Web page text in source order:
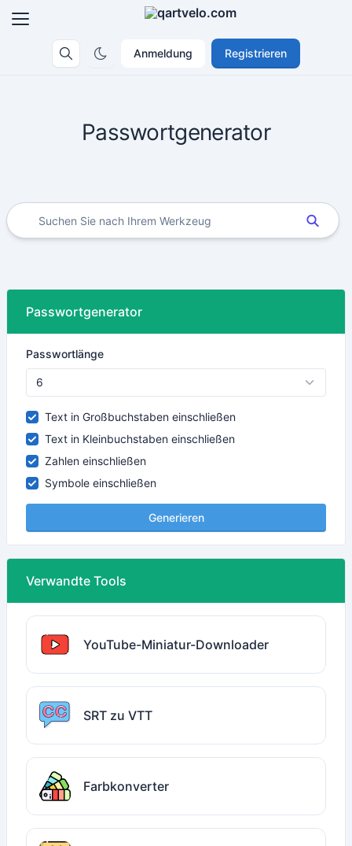
Anmeldung Registrieren
Passwortgenerator
Passwortgenerator
Passwortlänge
Text in Großbuchstaben einschließen
Text in Kleinbuchstaben einschließen
Zahlen einschließen
Symbole einschließen
Generieren
Verwandte Tools
YouTube-Miniatur-Downloader
SRT zu VTT
Farbkonverter